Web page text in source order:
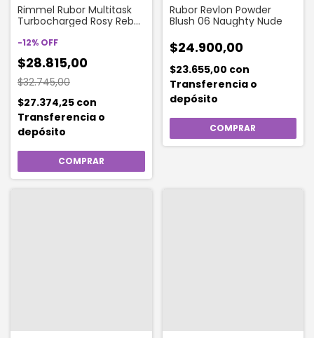
Rimmel Rubor Multitask
Turbocharged Rosy Rebel
-12% OFF
$28.815,00
$32.745,00
$27.374,25 con
Transferencia o
depósito
Rubor Revlon Powder
Blush 06 Naughty Nude
$24.900,00
$23.655,00 con
Transferencia o
depósito